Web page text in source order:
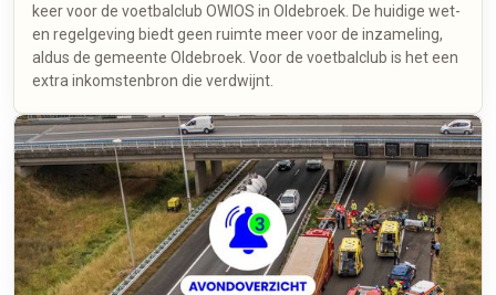
keer voor de voetbalclub OWIOS in Oldebroek. De huidige wet-
en regelgeving biedt geen ruimte meer voor de inzameling,
aldus de gemeente Oldebroek. Voor de voetbalclub is het een
extra inkomstenbron die verdwijnt.